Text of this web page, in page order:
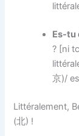
Es-tu
? [ni
京)/
Littéralement,
(北) !